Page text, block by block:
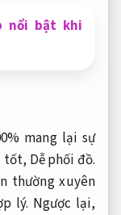
nổi bật khi
mang lại sự
tốt, Dễ phối đồ.
thường xuyên
lý. Ngược lại,